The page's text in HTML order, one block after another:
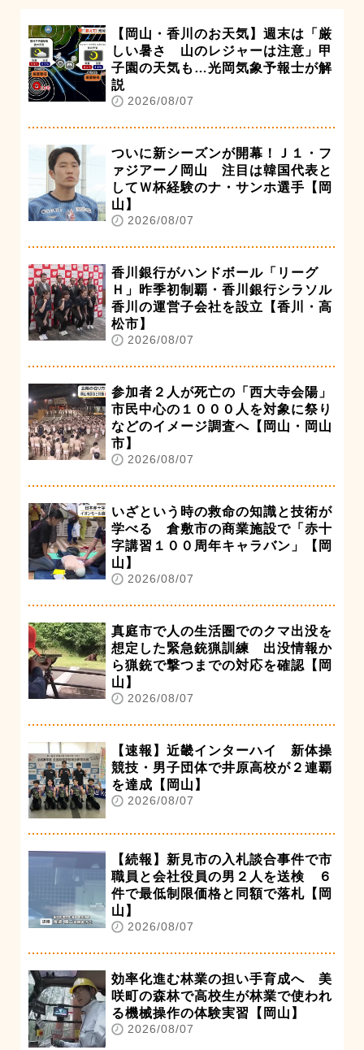
【岡山・香川のお天気】週末は「厳
しい暑さ 山のレジャーは注意」甲
子園の天気も…光岡気象予報士が解
説
2026/08/07
ついに新シーズンが開幕！Ｊ１・フ
ァジアーノ岡山 注目は韓国代表と
してＷ杯経験のナ・サンホ選手【岡
山】
2026/08/07
香川銀行がハンドボール「リーグ
Ｈ」昨季初制覇・香川銀行シラソル
香川の運営子会社を設立【香川・高
松市】
2026/08/07
参加者２人が死亡の「西大寺会陽」
市民中心の１０００人を対象に祭り
などのイメージ調査へ【岡山・岡山
市】
2026/08/07
いざという時の救命の知識と技術が
学べる 倉敷市の商業施設で「赤十
字講習１００周年キャラバン」【岡
山】
2026/08/07
真庭市で人の生活圏でのクマ出没を
想定した緊急銃猟訓練 出没情報か
ら猟銃で撃つまでの対応を確認【岡
山】
2026/08/07
【速報】近畿インターハイ 新体操
競技・男子団体で井原高校が２連覇
を達成【岡山】
2026/08/07
【続報】新見市の入札談合事件で市
職員と会社役員の男２人を送検 ６
件で最低制限価格と同額で落札【岡
山】
2026/08/07
効率化進む林業の担い手育成へ 美
咲町の森林で高校生が林業で使われ
る機械操作の体験実習【岡山】
2026/08/07